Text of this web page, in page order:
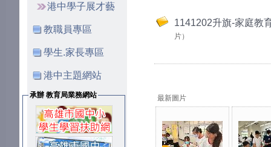
港中學子展才藝
教職員專區
學生.家長專區
港中主題網站
承辦 教育局業務網站
1141202升旗-家庭教
片）
最新圖片